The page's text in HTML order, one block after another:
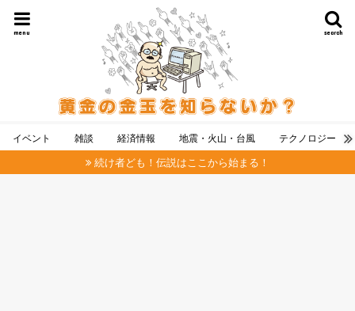
search
menu
イベント 雑談 経済情報 地震・火山・台風 テクノロジー
続け者ども！伝説はここから始まる！